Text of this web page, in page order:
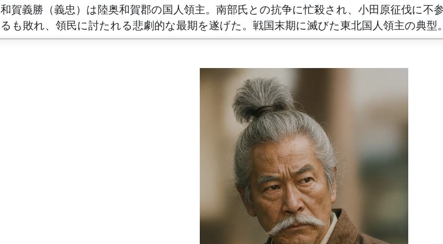
和賀義勝（義忠）は陸奥和賀郡の国人領主。南部氏との抗争に忙殺され、小田原征伐に不
るも敗れ、領民に討たれる悲劇的な最期を遂げた。戦国末期に滅びた東北国人領主の典型